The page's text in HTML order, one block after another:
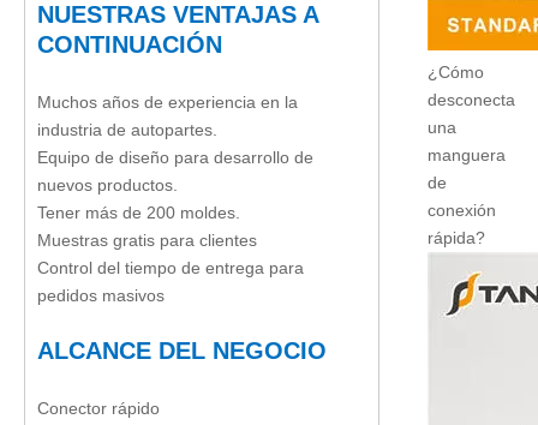
NUESTRAS VENTAJAS A
CONTINUACIÓN
Muchos años de experiencia en la
industria de autopartes.
Equipo de diseño para desarrollo de
nuevos productos.
Tener más de 200 moldes.
Muestras gratis para clientes
Control del tiempo de entrega para
pedidos masivos
ALCANCE DEL NEGOCIO
Conector rápido
¿Cómo
desconecta
una
manguera
de
conexión
rápida?